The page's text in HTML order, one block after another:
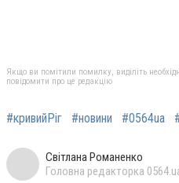
Якщо ви помітили помилку, виділіть
повідомити про це редакцію
#кривийРіг #новини #0564ua
Світлана Романенко
Головна редакторка